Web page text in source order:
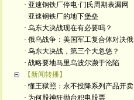
· 亚速钢铁厂停电·门氏周期表漏网
· 亚速钢铁厂的地下堡垒
· 乌东大决战现在有必要吗？
· 俄乌战争：美国军工复合体对决俄
· 乌东大决战，第三个大忽悠？
· 战略要地马里乌波尔濒于沦陷
【新闻转播】
· 懂王狱照：永不投降系列产品开卖
· 为何股神狂抛台积电股票